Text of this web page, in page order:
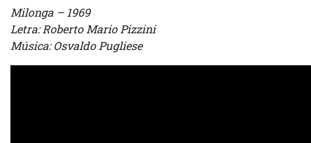
Milonga – 1969
Letra: Roberto Mario Pizzini
Música: Osvaldo Pugliese